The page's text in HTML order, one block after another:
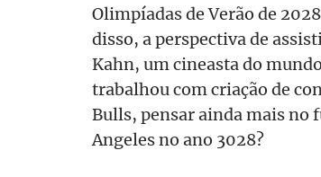
Olimpíadas de Verão de
disso, a perspectiva de
Kahn, um cineasta do
trabalhou com criação de
Bulls, pensar ainda mais no
Angeles no ano 3028?